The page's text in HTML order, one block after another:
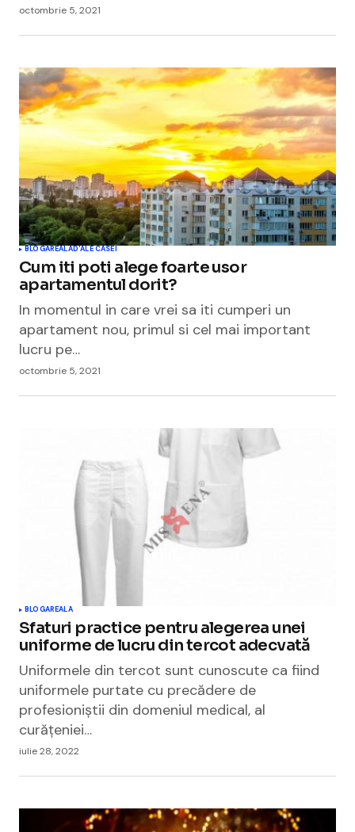
octombrie 5, 2021
BLOGAREALAD'ALE CASEI
Cum iti poti alege foarte usor
apartamentul dorit?
In momentul in care vrei sa iti cumperi un
apartament nou, primul si cel mai important
lucru pe…
octombrie 5, 2021
BLOGAREALA
Sfaturi practice pentru alegerea unei
uniforme de lucru din tercot adecvată
Uniformele din tercot sunt cunoscute ca fiind
uniformele purtate cu precădere de
profesioniștii din domeniul medical, al
curățeniei…
iulie 28, 2022